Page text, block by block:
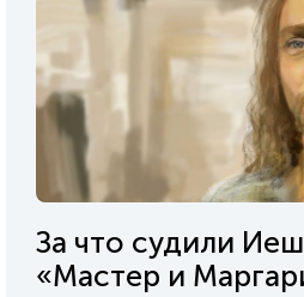
За что судили
«Мастер и